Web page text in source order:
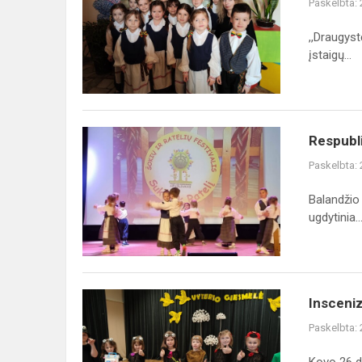
vainikas
2026"
Paskelbta:
įstaigų...
Respublikinis
lietuvių
liaudies
ratelių
ir
šokių
festivalis...
Paskelbta:
ugdytinia...
Inscenizuotos
dainos
festivalyje
,,Vyturio
Paskelbta: